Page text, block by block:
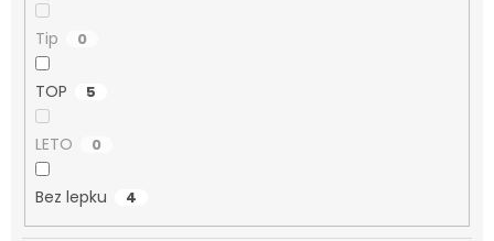
Tip 0
TOP 5
LETO 0
Bez lepku 4